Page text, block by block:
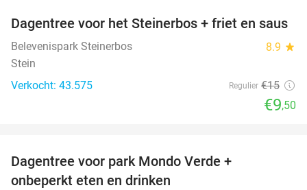
37%
Dagentree voor het Steinerbos + friet en saus
Belevenispark Steinerbos 8.9 star
Stein
Verkocht: 43.575
Regulier €15
€9,50
Dagentree voor park Mondo Verde +
onbeperkt eten en drinken